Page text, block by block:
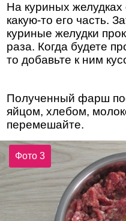
На куриных желудках
какую-то его часть.
куриные желудки
раза. Когда будете
то добавьте к ним
Полученный фарш
яйцом, хлебом,
перемешайте.
Фото 3